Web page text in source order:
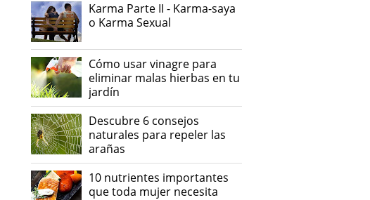
Karma Parte II - Karma-saya
o Karma Sexual
Cómo usar vinagre para
eliminar malas hierbas en tu
jardín
Descubre 6 consejos
naturales para repeler las
arañas
10 nutrientes importantes
que toda mujer necesita